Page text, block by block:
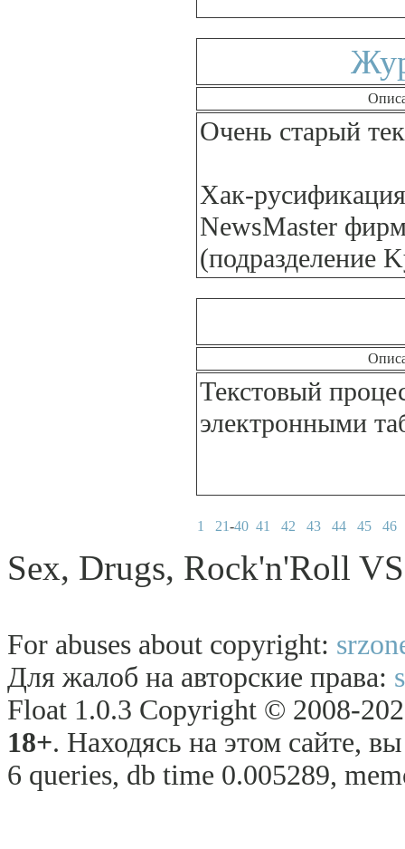
Очень старый
Хак-
NewsMaster
(подразделение
Текстовый
электронными
1 21-40 41 42 43 44 45 46
Sex, Drugs, Rock'n'Roll
For abuses about copyright:
Для жалоб на авторские права:
Float 1.0.3 Copyright © 2008-
18+. Находясь на этом сайте,
6 queries, db time 0.005289,